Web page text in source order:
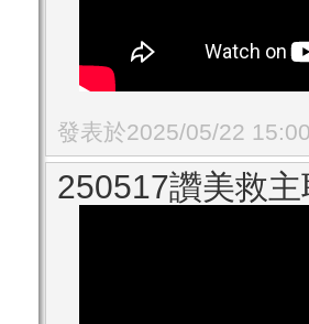
發表於2025/05/22
250517讚美救主